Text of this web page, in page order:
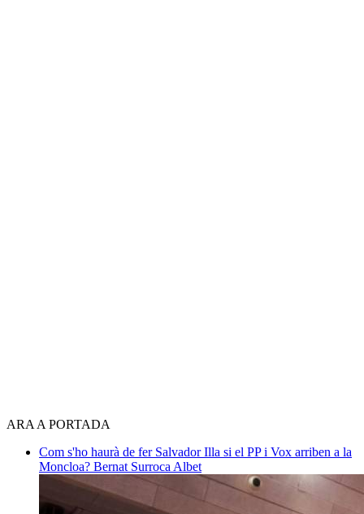
ARA A PORTADA
Com s'ho haurà de fer Salvador Illa si el PP i Vox arriben a la
Moncloa? Bernat Surroca Albet